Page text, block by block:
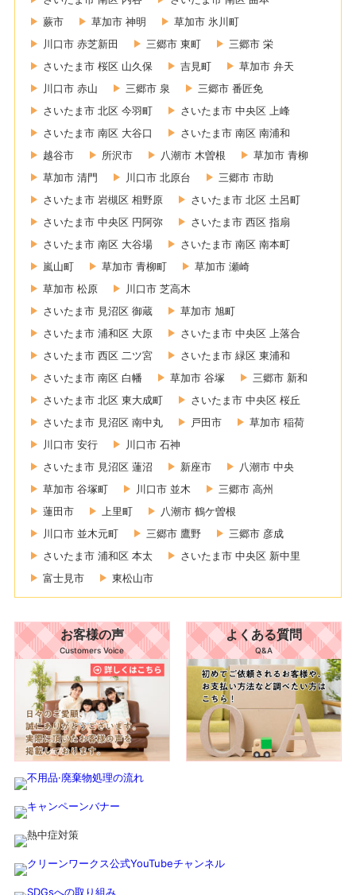
蕨市
草加市 神明
草加市 氷川町
川口市 赤芝新田
三郷市 東町
三郷市 栄
さいたま市 桜区 山久保
吉見町
草加市 弁天
川口市 赤山
三郷市 泉
三郷市 番匠免
さいたま市 北区 今羽町
さいたま市 中央区 上峰
さいたま市 南区 大谷口
さいたま市 南区 南浦和
越谷市
所沢市 八潮市 木曽根
草加市 青柳
草加市 清門
川口市 北原台
三郷市 市助
さいたま市 岩槻区 相野原
さいたま市 北区 土呂町
さいたま市 中央区 円阿弥
さいたま市 西区 指扇
さいたま市 南区 大谷場
さいたま市 南区 南本町
嵐山町
草加市 青柳町
草加市 瀬崎
草加市 松原
川口市 芝高木
さいたま市 見沼区 御蔵
草加市 旭町
さいたま市 浦和区 大原
さいたま市 中央区 上落合
さいたま市 西区 二ツ宮
さいたま市 緑区 東浦和
さいたま市 南区 白幡
草加市 谷塚
三郷市 新和
さいたま市 北区 東大成町
さいたま市 中央区 桜丘
さいたま市 見沼区 南中丸
戸田市
草加市 稲荷
川口市 安行
川口市 石神
さいたま市 見沼区 蓮沼
新座市
八潮市 中央
草加市 谷塚町
川口市 並木
三郷市 高州
蓮田市
上里町
八潮市 鶴ケ曽根
川口市 並木元町
三郷市 鷹野
三郷市 彦成
さいたま市 浦和区 本太
さいたま市 中央区 新中里
富士見市
東松山市
お客様の声
Customers Voice
よくある質問
Q&A